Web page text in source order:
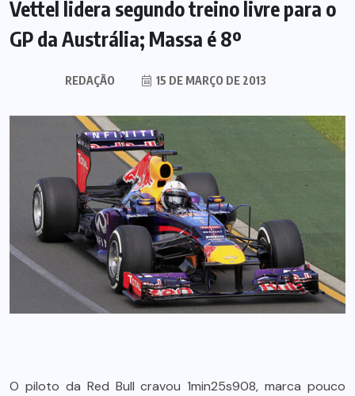
Vettel lidera segundo treino livre para o
GP da Austrália; Massa é 8º
REDAÇÃO 15 DE MARÇO DE 2013
O piloto da Red Bull cravou 1min25s908, marca pouco